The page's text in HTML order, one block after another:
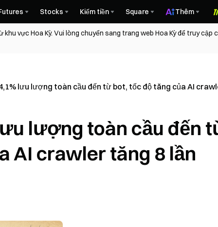
Stocks Kiếm tiền Square Thêm
vực Hoa Kỳ. Vui lòng chuyển sang trang web Hoa Kỳ để truy cập
lưu lượng toàn cầu đến từ bot, tốc độ tăng của AI
lượng toàn cầu đến
AI crawler tăng 8 lần